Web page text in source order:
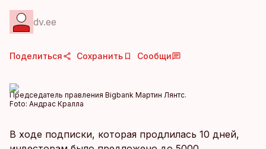
dv.ee
Поделиться Сохранить Сообщи
Председатель правления Bigbank Мартин Лянтс.
Foto: Андрас Кралла
В ходе подписки, которая продлилась 10 дней,